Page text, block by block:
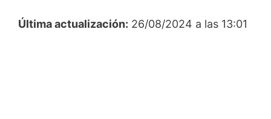
Última actualización: 26/08/2024 a las 13:01